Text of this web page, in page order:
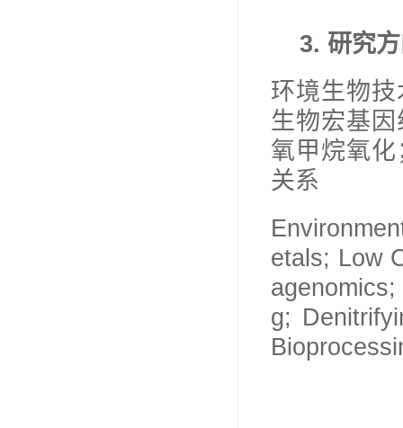
3. 研究
环境生物
生物宏基
氧甲烷氧
关系
etals; Low
g;